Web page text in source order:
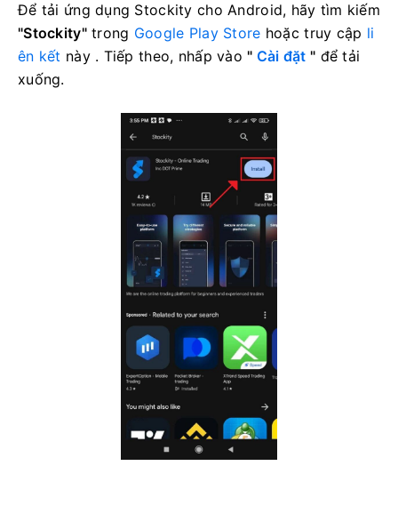
Để tải ứng dụng Stockity cho Android, hãy tìm kiếm
"Stockity"trong Google Play Store hoặc truy cập li
ên kết này . Tiếp theo, nhấp vào " Cài đặt " để tải
xuống.